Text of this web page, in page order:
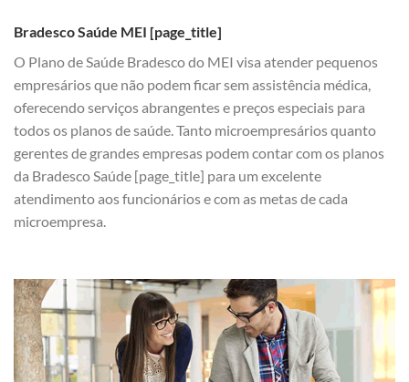
Bradesco Saúde MEI [page_title]
O Plano de Saúde Bradesco do MEI visa atender pequenos
empresários que não podem ficar sem assistência médica,
oferecendo serviços abrangentes e preços especiais para
todos os planos de saúde. Tanto microempresários quanto
gerentes de grandes empresas podem contar com os planos
da Bradesco Saúde [page_title] para um excelente
atendimento aos funcionários e com as metas de cada
microempresa.